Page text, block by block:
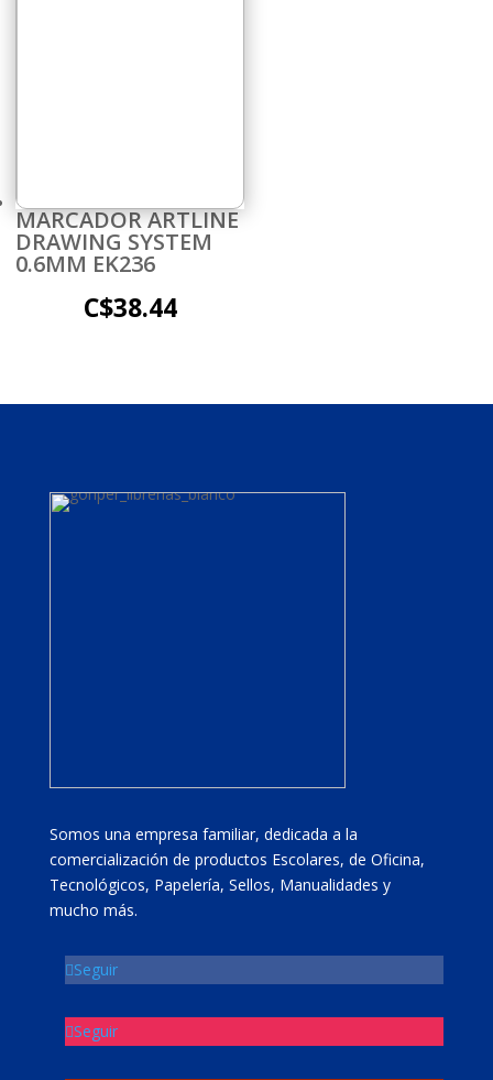
MARCADOR ARTLINE
DRAWING SYSTEM
0.6MM EK236
C$38.44
Somos una empresa familiar, dedicada a la
comercialización de productos Escolares, de Oficina,
Tecnológicos, Papelería, Sellos, Manualidades y
mucho más.
Seguir
Seguir